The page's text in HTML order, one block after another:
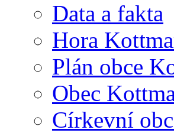
Data a fakta
Hora
Plán obce
Obec
Církevní